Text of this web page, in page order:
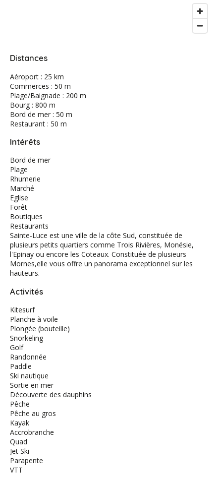
Distances
Aéroport : 25 km
Commerces : 50 m
Plage/Baignade : 200 m
Bourg : 800 m
Bord de mer : 50 m
Restaurant : 50 m
Intérêts
Bord de mer
Plage
Rhumerie
Marché
Eglise
Forêt
Boutiques
Restaurants
Sainte-Luce est une ville de la côte Sud, constituée de
plusieurs petits quartiers comme Trois Rivières, Monésie,
l'Epinay ou encore les Coteaux. Constituée de plusieurs
Mornes,elle vous offre un panorama exceptionnel sur les
hauteurs.
Activités
Kitesurf
Planche à voile
Plongée (bouteille)
Snorkeling
Golf
Randonnée
Paddle
Ski nautique
Sortie en mer
Découverte des dauphins
Pêche
Pêche au gros
Kayak
Accrobranche
Quad
Jet Ski
Parapente
VTT